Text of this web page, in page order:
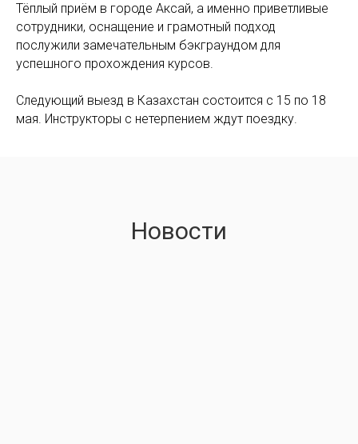
Тёплый приём в городе Аксай, а именно приветливые
сотрудники, оснащение и грамотный подход
послужили замечательным бэкграундом для
успешного прохождения курсов.
Следующий выезд в Казахстан состоится с 15 по 18
мая. Инструкторы с нетерпением ждут поездку.
Новости